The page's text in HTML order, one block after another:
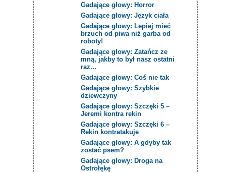
Gadające głowy: Horror
Gadające głowy: Język ciała
Gadające głowy: Lepiej mieć
brzuch od piwa niż garba od
roboty!
Gadające głowy: Zatańcz ze
mną, jakby to był nasz ostatni
raz...
Gadające głowy: Coś nie tak
Gadające głowy: Szybkie
dziewczyny
Gadające głowy: Szczęki 5 –
Jeremi kontra rekin
Gadające głowy: Szczęki 6 –
Rekin kontratakuje
Gadające głowy: A gdyby tak
zostać psem?
Gadające głowy: Droga na
Ostrołękę